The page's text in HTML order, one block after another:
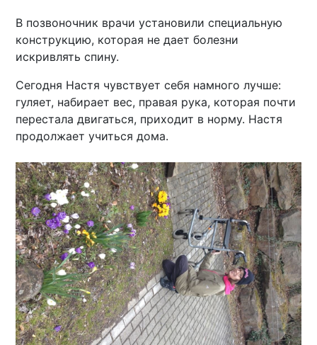
В позвоночник врачи установили специальную
конструкцию, которая не дает болезни
искривлять спину.
Сегодня Настя чувствует себя намного лучше:
гуляет, набирает вес, правая рука, которая почти
перестала двигаться, приходит в норму. Настя
продолжает учиться дома.